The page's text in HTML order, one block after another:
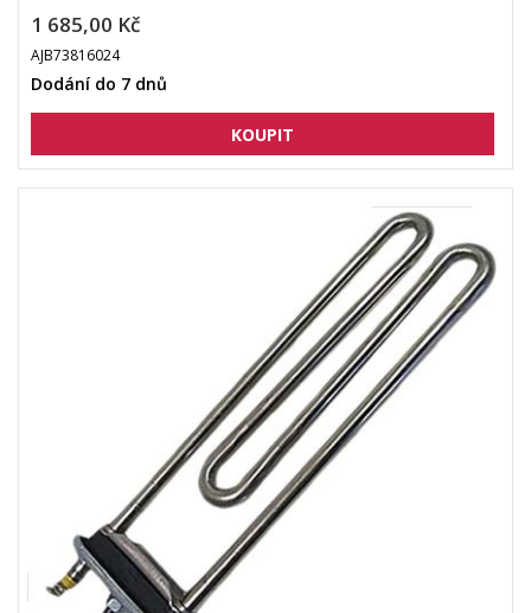
1 685,00 Kč
AJB73816024
Dodání do 7 dnů